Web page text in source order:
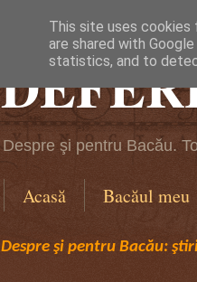
Despre şi pentru Bacău.
Acasă Bacăul meu
Despre şi pentru Bacău:
This site uses cookies
are shared with
statistics, and to